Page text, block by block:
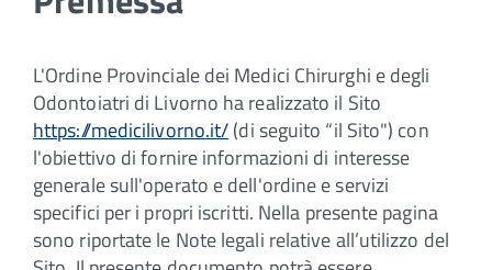
L'Ordine Provinciale dei Medici Chirurghi e degli
Odontoiatri di Livorno ha realizzato il Sito
https://medicilivorno.it/(di seguito “il Sito") con
l'obiettivo di fornire informazioni di interesse
generale sull'operato e dell'ordine e servizi
specifici per i propri iscritti. Nella presente pagina
sono riportate le Note legali relative all’utilizzo del